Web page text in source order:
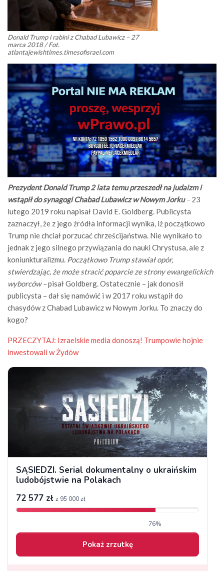
Donald Trump i rabini z Chabad Lubawicz – 27
marca 2018 / Fot.
atlantajewishtimes.timesofisrael.com
Prezydent Donald Trump 2 lata temu przeszedł na judaizm i
wstąpił do synagogi Chabad Lubawicz w Nowym Jorku–23
lutego 2019 roku napisał David E. Goldberg. Publicysta
zaznaczył, że z jego źródła informacji wynika, iż początkowo
Trump nie chciał porzucać chrześcijaństwa. Nie wynikało to
jednak z jego silnego przywiązania do nauki Chrystusa, ale z
koniunkturalizmu. Początkowo Trump stawiał opór,
stwierdzając, że może stracić poparcie ze strony ewangelickich
wyborców –pisał Goldberg. Ostatecznie – jak donosił
publicysta – dał się namówić i w 2017 roku wstąpił do
chasydów z Chabad Lubawicz w Nowym Jorku. To znaczy do
kogo?
PRZECZYTAJ: Izraelskie media donoszą! Trumpowie hojnie
inwestowali w Żydów